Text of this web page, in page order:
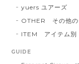
yuers ユアーズ
OTHER その他の
ITEM アイテム別
GUIDE